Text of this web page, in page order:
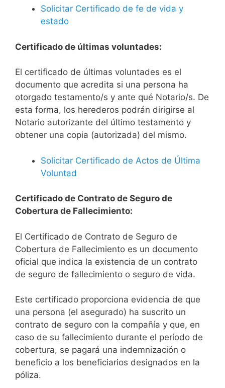
Solicitar Certificado de fe de vida y
estado
Certificado de últimas voluntades:
El certificado de últimas voluntades es el
documento que acredita si una persona ha
otorgado testamento/s y ante qué Notario/s. De
esta forma, los herederos podrán dirigirse al
Notario autorizante del último testamento y
obtener una copia (autorizada) del mismo.
Solicitar Certificado de Actos de Última
Voluntad
Certificado de Contrato de Seguro de
Cobertura de Fallecimiento:
El Certificado de Contrato de Seguro de
Cobertura de Fallecimiento es un documento
oficial que indica la existencia de un contrato
de seguro de fallecimiento o seguro de vida.
Este certificado proporciona evidencia de que
una persona (el asegurado) ha suscrito un
contrato de seguro con la compañía y que, en
caso de su fallecimiento durante el período de
cobertura, se pagará una indemnización o
beneficio a los beneficiarios designados en la
póliza.